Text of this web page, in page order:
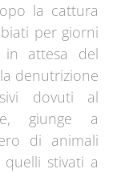
la cattura
per giorni
in attesa del
denutrizione
dovuti al
giunge a
di animali
stivati a